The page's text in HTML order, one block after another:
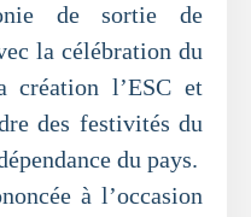
de sortie de
la célébration du
création l’ESC et
des festivités du
du pays.
à l’occasion